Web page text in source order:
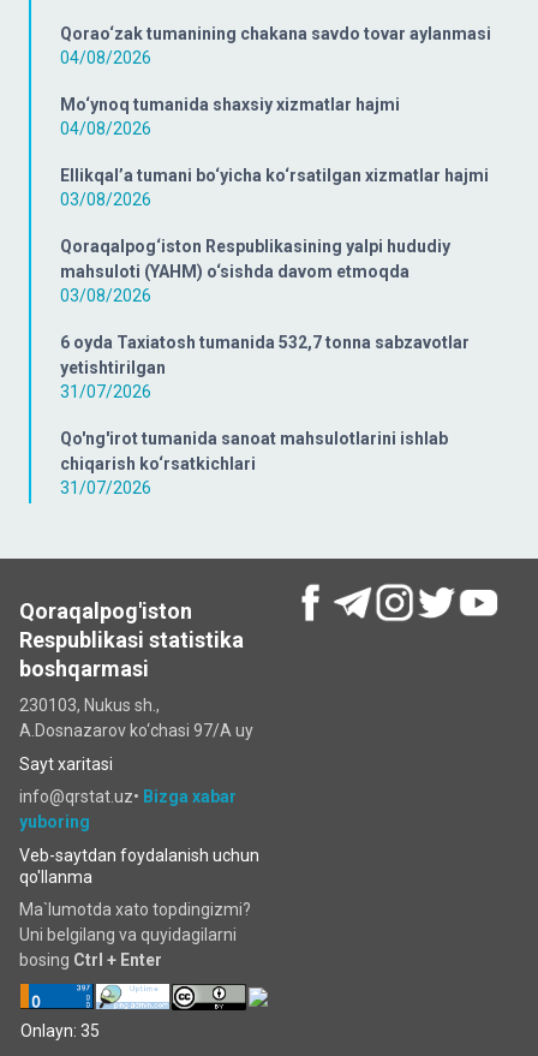
Qorao‘zak tumanining chakana savdo tovar aylanmasi
04/08/2026
Mo‘ynoq tumanida shaxsiy xizmatlar hajmi
04/08/2026
Ellikqal’a tumani bo‘yicha ko‘rsatilgan xizmatlar hajmi
03/08/2026
Qoraqalpog‘iston Respublikasining yalpi hududiy
mahsuloti (YAHM) o‘sishda davom etmoqda
03/08/2026
6 oyda Taxiatosh tumanida 532,7 tonna sabzavotlar
yetishtirilgan
31/07/2026
Qo'ng'irot tumanida sanoat mahsulotlarini ishlab
chiqarish ko‘rsatkichlari
31/07/2026
Qoraqalpog'iston
Respublikasi statistika
boshqarmasi
230103, Nukus sh.,
A.Dosnazarov ko‘chаsi 97/A uy
Sayt xaritasi
info@qrstat.uz• Bizga xabar
yuboring
Veb-saytdan foydalanish uchun
qo'llanma
Ma`lumotda xato topdingizmi?
Uni belgilang va quyidagilarni
bosing Ctrl + Enter
Onlayn: 35